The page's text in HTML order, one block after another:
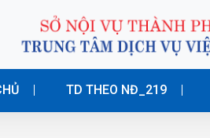
TD THEO NĐ_219